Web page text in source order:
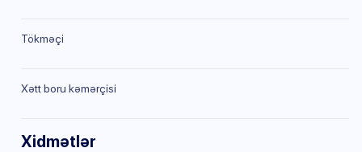
Tökməçi
Xətt boru kəmərçisi
Xidmətlər